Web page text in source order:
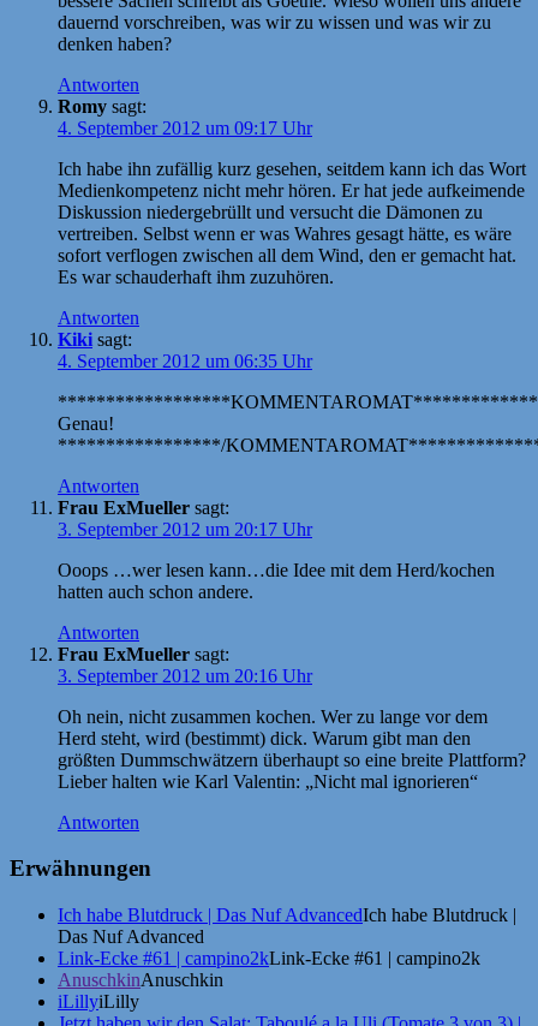
dauernd vorschreiben, was wir zu wissen und was wir zu
denken haben?
Antworten
Romy sagt:
4. September 2012 um 09:17 Uhr
Ich habe ihn zufällig kurz gesehen, seitdem kann ich das Wort
Medienkompetenz nicht mehr hören. Er hat jede aufkeimende
Diskussion niedergebrüllt und versucht die Dämonen zu
vertreiben. Selbst wenn er was Wahres gesagt hätte, es wäre
sofort verflogen zwischen all dem Wind, den er gemacht hat.
Es war schauderhaft ihm zuzuhören.
Antworten
Kiki sagt:
4. September 2012 um 06:35 Uhr
Genau!
*****************/
Antworten
Frau ExMueller sagt:
3. September 2012 um 20:17 Uhr
Ooops …wer lesen kann…die Idee mit dem Herd/kochen
hatten auch schon andere.
Antworten
Frau ExMueller sagt:
3. September 2012 um 20:16 Uhr
Oh nein, nicht zusammen kochen. Wer zu lange vor dem
Herd steht, wird (bestimmt) dick. Warum gibt man den
größten Dummschwätzern überhaupt so eine breite Plattform?
Lieber halten wie Karl Valentin: „Nicht mal ignorieren“
Antworten
Erwähnungen
Ich habe Blutdruck | Das Nuf AdvancedIch habe Blutdruck |
Das Nuf Advanced
Link-Ecke #61 | campino2kLink-Ecke #61 | campino2k
AnuschkinAnuschkin
iLillyiLilly